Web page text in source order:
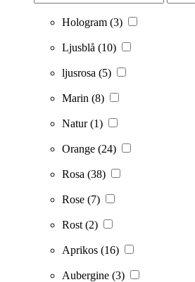
Hologram (3)
Ljusblå (10)
ljusrosa (5)
Marin (8)
Natur(1)
Orange (24)
Rosa (38)
Rose (7)
Rost (2)
Aprikos (16)
Aubergine (3)